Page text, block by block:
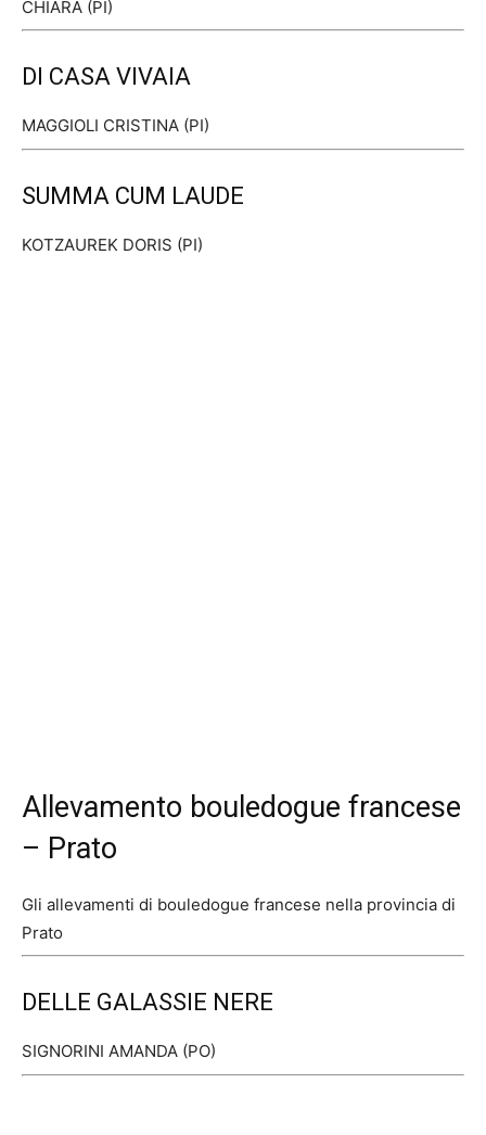
CHIARA (PI)
DI CASA VIVAIA
MAGGIOLI CRISTINA (PI)
SUMMA CUM LAUDE
KOTZAUREK DORIS (PI)
Allevamento bouledogue francese
– Prato
Gli allevamenti di bouledogue francese nella provincia di
Prato
DELLE GALASSIE NERE
SIGNORINI AMANDA (PO)